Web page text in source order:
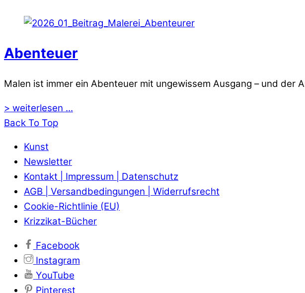
Abenteuer
Malen ist immer ein Abenteuer mit ungewissem Ausgang – und
> weiterlesen ...
Back To Top
Kunst
Newsletter
Kontakt | Impressum | Datenschutz
AGB | Versandbedingungen | Widerrufsrecht
Cookie-Richtlinie (EU)
Krizzikat-Bücher
Facebook
Instagram
YouTube
Pinterest